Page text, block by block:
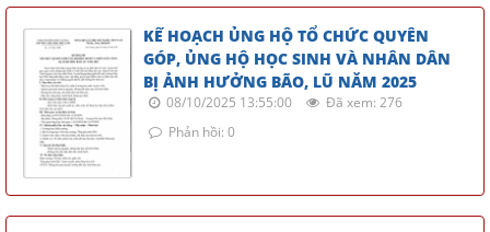
KẾ HOẠCH ỦNG HỘ TỔ CHỨC QUYÊN
GÓP, ỦNG HỘ HỌC SINH VÀ NHÂN DÂN
BỊ ẢNH HƯỞNG BÃO, LŨ NĂM 2025
08/10/2025 13:55:00
Đã xem: 276
Phản hồi: 0